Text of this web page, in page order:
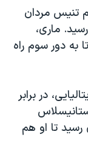
تنیس مردان
ماری،
به دور سوم راه
در برابر
تا او هم